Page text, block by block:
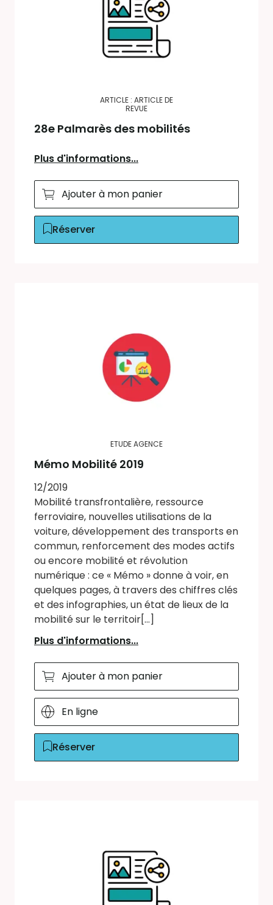
ARTICLE : ARTICLE DE
REVUE
28e Palmarès des mobilités
Plus d'informations...
Ajouter à mon panier
Réserver
ETUDE AGENCE
Mémo Mobilité 2019
12/2019
Mobilité transfrontalière, ressource
ferroviaire, nouvelles utilisations de la
voiture, développement des transports en
commun, renforcement des modes actifs
ou encore mobilité et révolution
numérique : ce « Mémo » donne à voir, en
quelques pages, à travers des chiffres clés
et des infographies, un état de lieux de la
mobilité sur le territoir[...]
Plus d'informations...
Ajouter à mon panier
En ligne
Réserver